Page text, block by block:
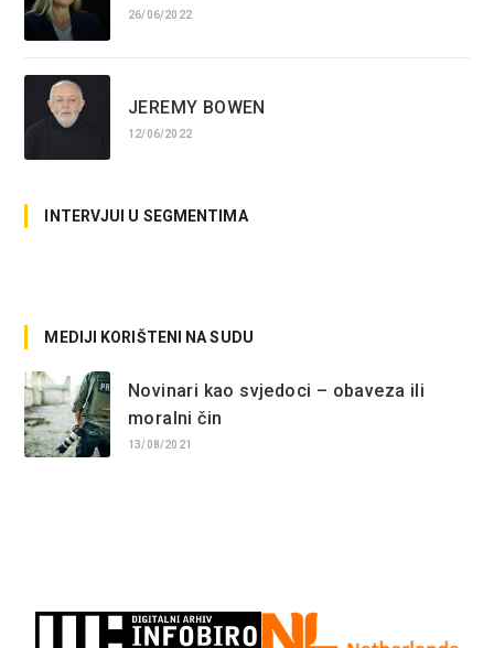
26/06/2022
JEREMY BOWEN
12/06/2022
INTERVJUI U SEGMENTIMA
MEDIJI KORIŠTENI NA SUDU
Novinari kao svjedoci – obaveza ili
moralni čin
13/08/2021